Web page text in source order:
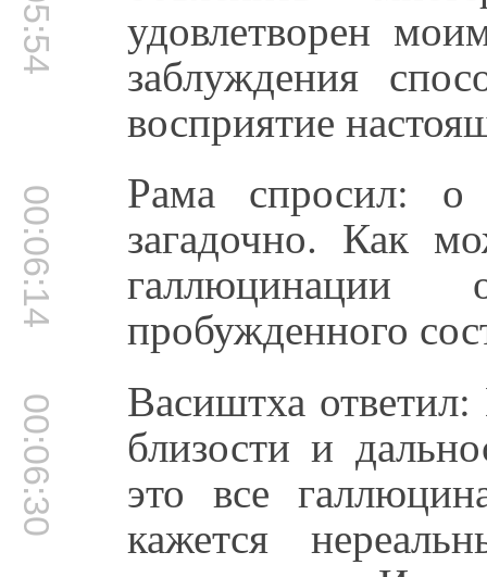
удовлетворен
заблуждения
восприятие
00:06:14 Рама спросил: о
загадочно. Как
галлюцинации
пробужденного
00:06:30 Васиштха
близости и
это все
кажется